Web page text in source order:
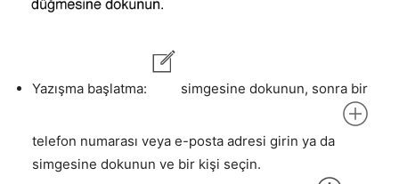
Yazışma başlatma: simgesine dokunun, sonra bir
telefon numarası veya e-posta adresi girin ya da
simgesine dokunun ve bir kişi seçin.